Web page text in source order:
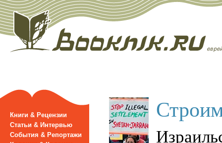
Книги & Рецензии
Статьи & Интервью
События & Репортажи